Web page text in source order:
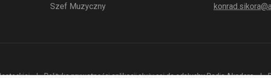
Szef Muzyczny
Polityka prywatności aplikacji służącej do odsłuchu Radia Akadera